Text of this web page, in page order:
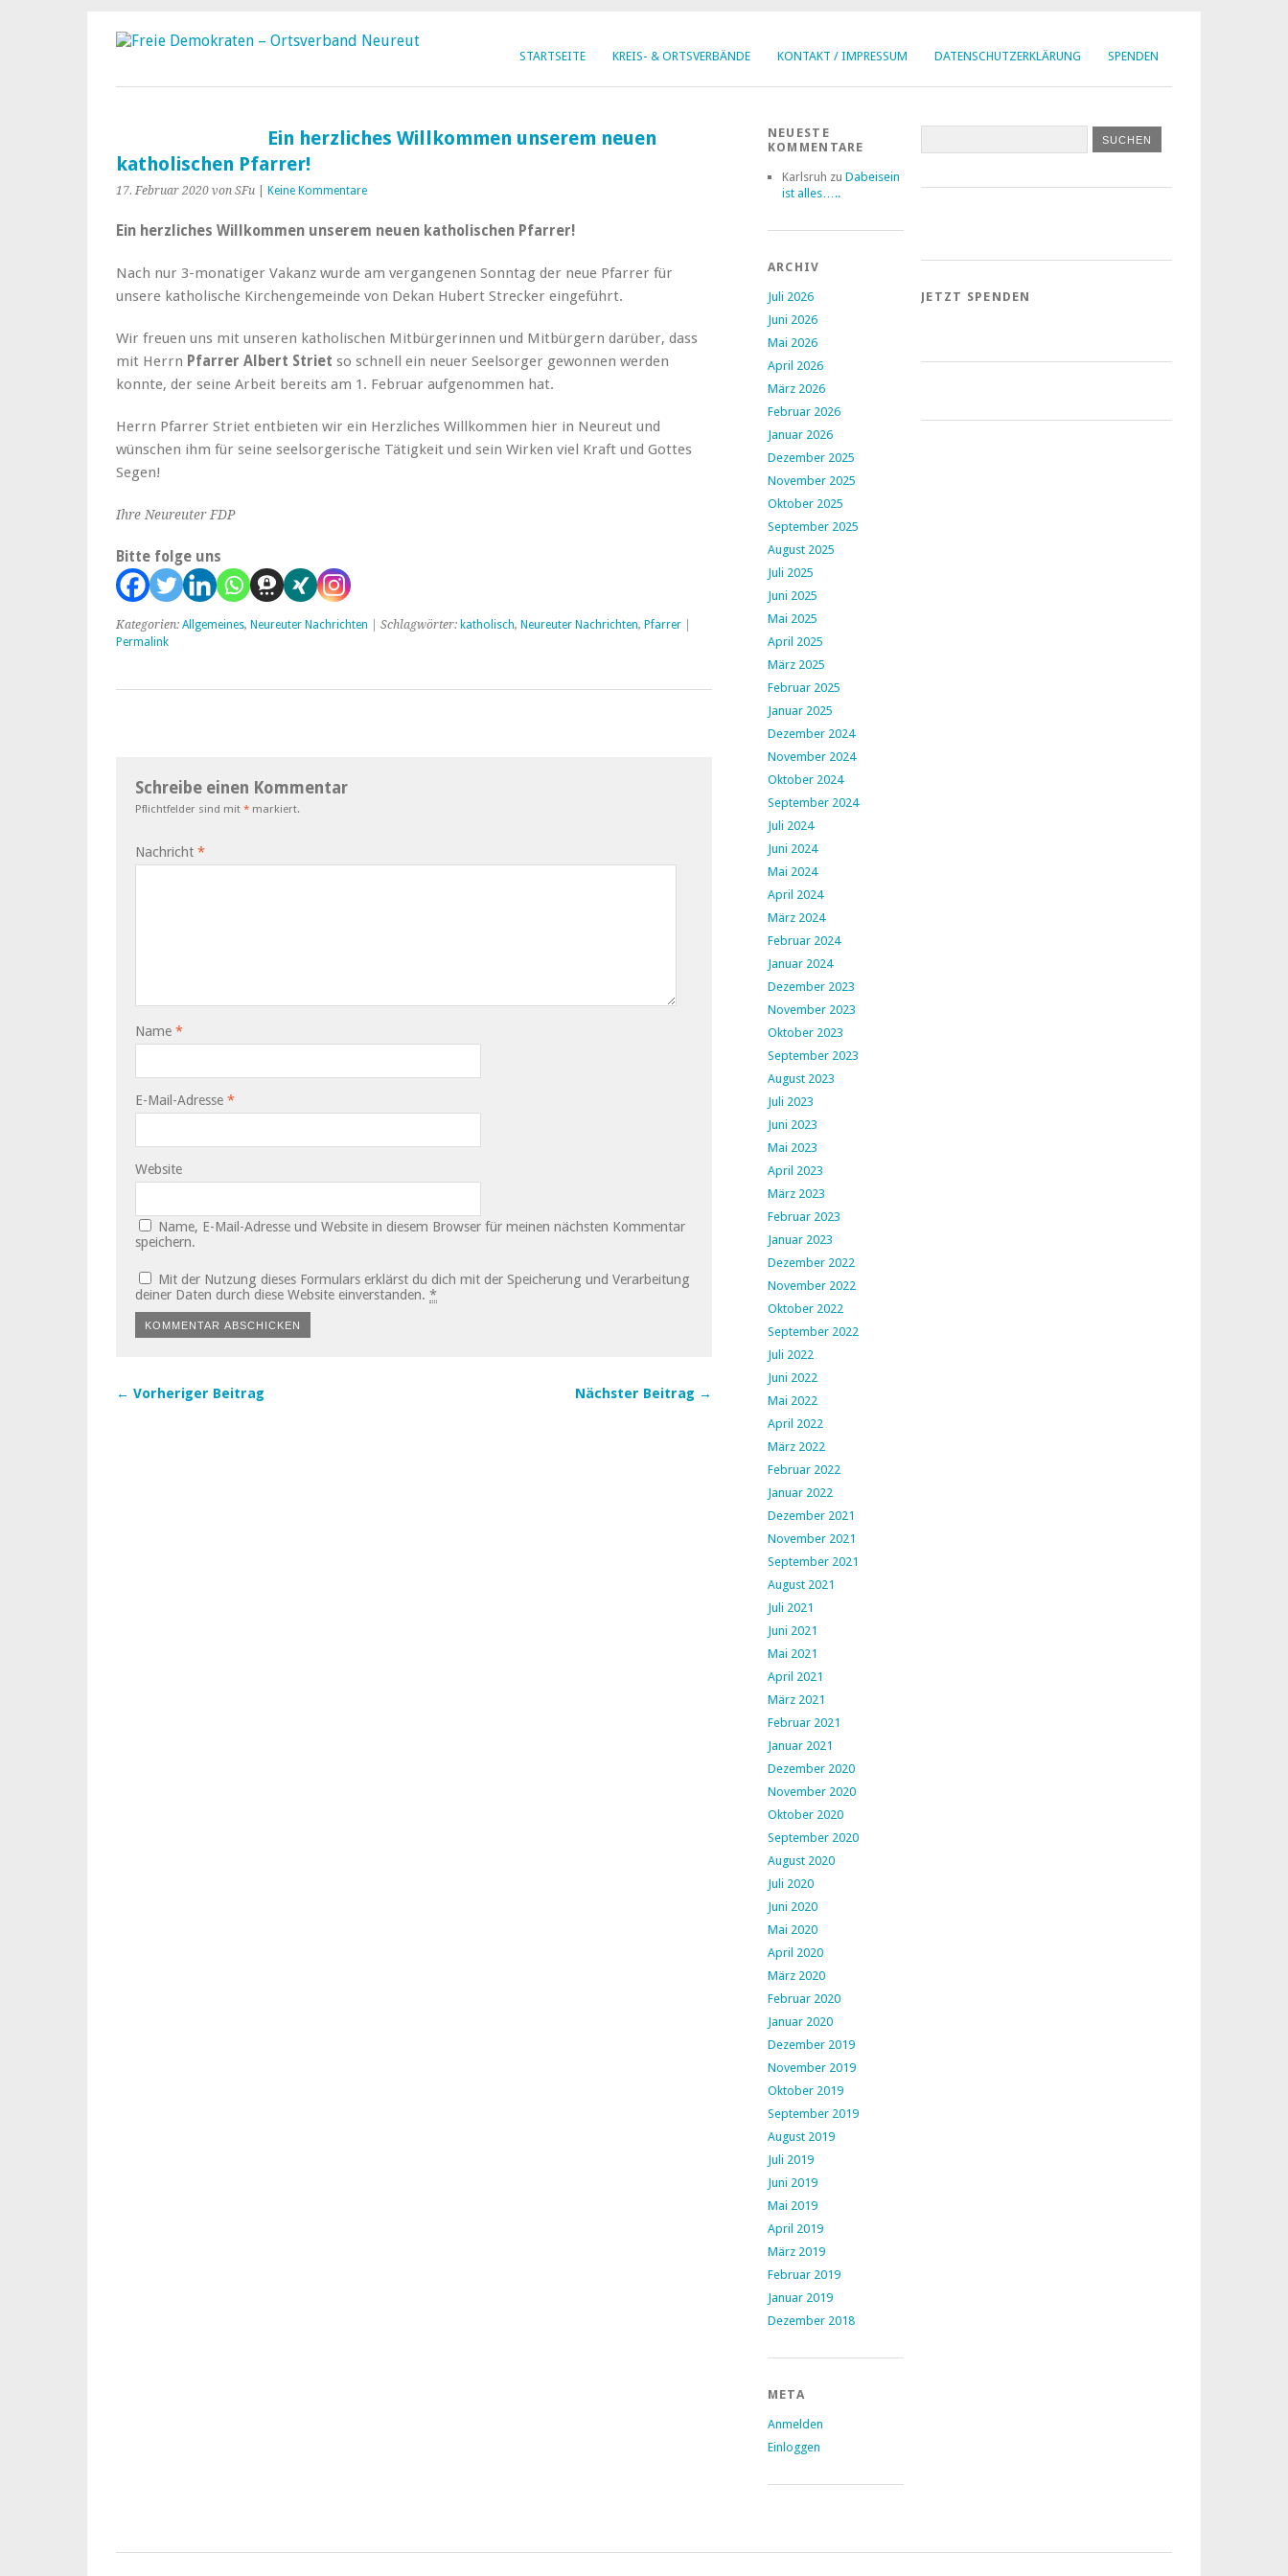
STARTSEITE KREIS- & ORTSVERBÄNDE KONTAKT / IMPRESSUM DATENSCHUTZERKLÄRUNG SPENDEN
Ein herzliches Willkommen unserem neuen
katholischen Pfarrer!
17. Februar 2020 von SFu Keine Kommentare
Ein herzliches Willkommen unserem neuen katholischen Pfarrer!
Nach nur 3-monatiger Vakanz wurde am vergangenen Sonntag der neue Pfarrer für
unsere katholische Kirchengemeinde von Dekan Hubert Strecker eingeführt.
Wir freuen uns mit unseren katholischen Mitbürgerinnen und Mitbürgern darüber, dass
mit Herrn Pfarrer Albert Striet so schnell ein neuer Seelsorger gewonnen werden
konnte, der seine Arbeit bereits am 1. Februar aufgenommen hat.
Herrn Pfarrer Striet entbieten wir ein Herzliches Willkommen hier in Neureut und
wünschen ihm für seine seelsorgerische Tätigkeit und sein Wirken viel Kraft und Gottes
Segen!
Ihre Neureuter FDP
Bitte folge uns
Kategorien: Allgemeines, Neureuter Nachrichten | Schlagwörter: katholisch, Neureuter Nachrichten, Pfarrer
Permalink
Schreibe einen Kommentar
Pflichtfelder sind mit * markiert.
Nachricht *
Name *
E-Mail-Adresse *
Website
Name, E-Mail-Adresse und Website in diesem Browser für meinen nächsten Kommentar
speichern.
Mit der Nutzung dieses Formulars erklärst du dich mit der Speicherung und Verarbeitung
deiner Daten durch diese Website einverstanden. *
← Vorheriger Beitrag Nächster Beitrag →
NEUESTE
KOMMENTARE
Karlsruh zu Dabeisein
ist alles…..
ARCHIV
Juli 2026
Juni 2026
Mai 2026
April 2026
März 2026
Februar 2026
Januar 2026
Dezember 2025
November 2025
Oktober 2025
September 2025
August 2025
Juli 2025
Juni 2025
Mai 2025
April 2025
März 2025
Februar 2025
Januar 2025
Dezember 2024
November 2024
Oktober 2024
September 2024
Juli 2024
Juni 2024
Mai 2024
April 2024
März 2024
Februar 2024
Januar 2024
Dezember 2023
November 2023
Oktober 2023
September 2023
August 2023
Juli 2023
Juni 2023
Mai 2023
April 2023
März 2023
Februar 2023
Januar 2023
Dezember 2022
November 2022
Oktober 2022
September 2022
Juli 2022
Juni 2022
Mai 2022
April 2022
März 2022
Februar 2022
Januar 2022
Dezember 2021
November 2021
September 2021
August 2021
Juli 2021
Juni 2021
Mai 2021
April 2021
März 2021
Februar 2021
Januar 2021
Dezember 2020
November 2020
Oktober 2020
September 2020
August 2020
Juli 2020
Juni 2020
Mai 2020
April 2020
März 2020
Februar 2020
Januar 2020
Dezember 2019
November 2019
Oktober 2019
September 2019
August 2019
Juli 2019
Juni 2019
Mai 2019
April 2019
März 2019
Februar 2019
Januar 2019
Dezember 2018
META
Anmelden
Einloggen
JETZT SPENDEN